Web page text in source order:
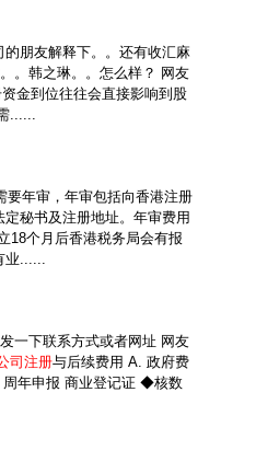
朋友解释下。。还有收汇麻
。韩之琳。。怎么样？ 网友
金到位往往会直接影响到股
......
要年审，年审包括向香港注册
秘书及注册地址。年审费用
18个月后香港税务局会有报
业......
一下联系方式或者网址 网友
司注册与后续费用 A. 政府费
年申报 商业登记证 ◆核数